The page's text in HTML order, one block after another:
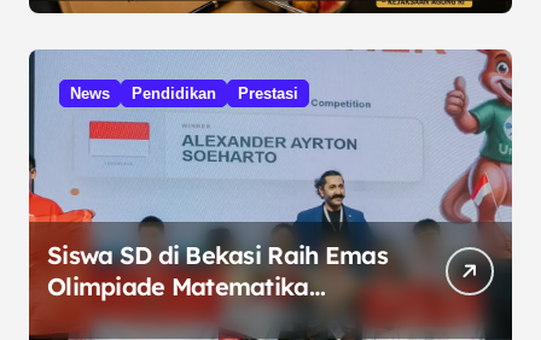
News Pendidikan Prestasi
Siswa SD di Bekasi Raih Emas
Olimpiade Matematika
Internasional di Malaysia